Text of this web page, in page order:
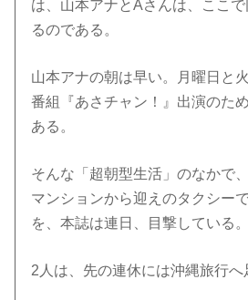
は、山本アナとAさんは、ここ
るのである。
山本アナの朝は早い。月曜日と
番組『あさチャン！』出演のた
ある。
そんな「超朝型生活」のなかで
マンションから迎えのタクシー
を、本誌は連日、目撃している。
2人は、先の連休には沖縄旅行へ